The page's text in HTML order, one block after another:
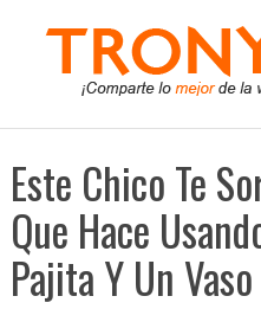
Este Chico Te
Que Hace
Pajita Y Un